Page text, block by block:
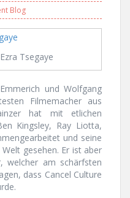
Blog
Tsegaye
und Wolfgang
Filmemacher aus
hat mit etlichen
Kingsley, Ray Liotta,
und seine
gesehen. Er ist aber
welcher am schärfsten
dass Cancel Culture